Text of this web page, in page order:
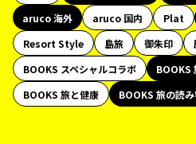
aruco 海外
aruco 国内 Plat
Resort Style
島旅 御朱印
BOOKS スペシャルコラボ
BOOKS
BOOKS 旅と健康
BOOKS 旅の読